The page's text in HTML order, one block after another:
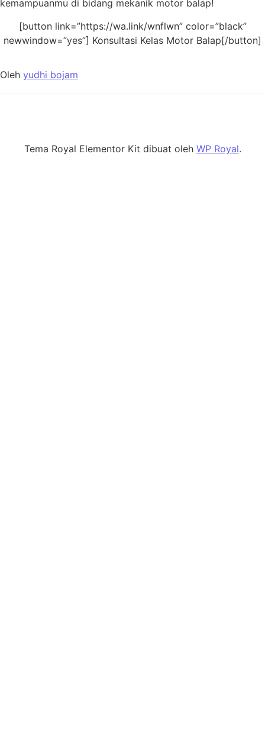
kemampuanmu di bidang mekanik motor balap!
[button link=”https://wa.link/wnflwn” color=”black”
newwindow=”yes”] Konsultasi Kelas Motor Balap[/button]
Oleh yudhi bojam
Tema Royal Elementor Kit dibuat oleh WP Royal.